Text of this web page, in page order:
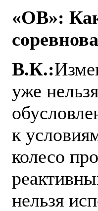
«ОВ»:
В.К.:
уже
к
колесо
нельзя